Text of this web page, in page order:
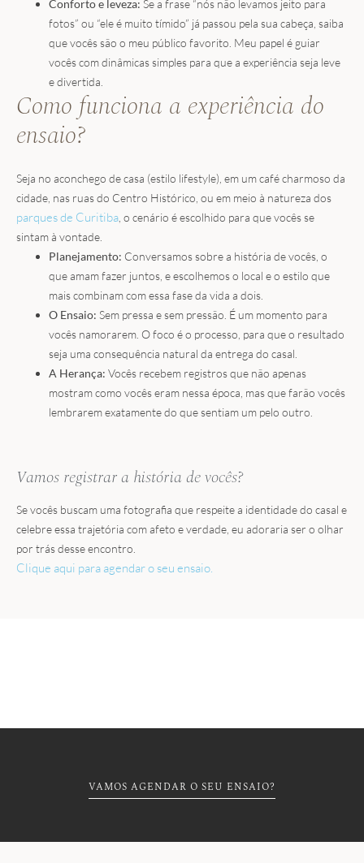
Conforto e leveza: Se a frase “nós não levamos jeito para
fotos” ou “ele é muito tímido” já passou pela sua cabeça, saiba
que vocês são o meu público favorito. Meu papel é guiar
vocês com dinâmicas simples para que a experiência seja leve
e divertida.
Como funciona a experiência do
ensaio?
Seja no aconchego de casa (estilo lifestyle), em um café charmoso da
cidade, nas ruas do Centro Histórico, ou em meio à natureza dos
parques de Curitiba , o cenário é escolhido para que vocês se
sintam à vontade.
Planejamento: Conversamos sobre a história de vocês, o
que amam fazer juntos, e escolhemos o local e o estilo que
mais combinam com essa fase da vida a dois.
O Ensaio: Sem pressa e sem pressão. É um momento para
vocês namorarem. O foco é o processo, para que o resultado
seja uma consequência natural da entrega do casal.
A Herança: Vocês recebem registros que não apenas
mostram como vocês eram nessa época, mas que farão vocês
lembrarem exatamente do que sentiam um pelo outro.
Vamos registrar a história de vocês?
Se vocês buscam uma fotografia que respeite a identidade do casal e
celebre essa trajetória com afeto e verdade, eu adoraria ser o olhar
por trás desse encontro.
Clique aqui para agendar o seu ensaio.
VAMOS AGENDAR O SEU ENSAIO?